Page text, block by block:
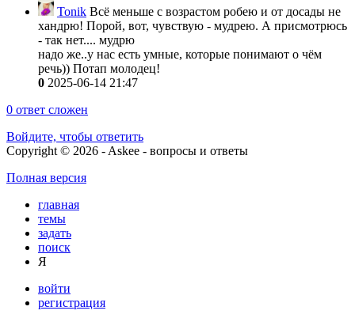
Tonik Всё меньше с возрастом робею и от досады не
хандрю! Порой, вот, чувствую - мудрею. А присмотрюсь
- так нет.... мудрю
надо же..у нас есть умные, которые понимают о чём
речь)) Потап молодец!
0 2025-06-14 21:47
0 ответ сложен
Войдите, чтобы ответить
Copyright © 2026 - Askee - вопросы и ответы
Полная версия
главная
темы
задать
поиск
Я
войти
регистрация